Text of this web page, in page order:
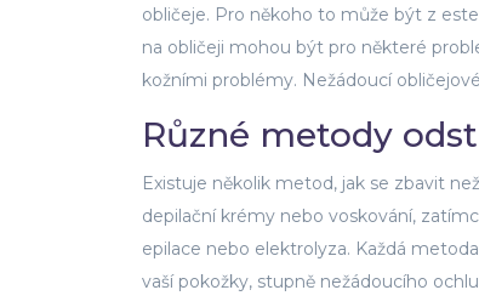
obličeje. Pro někoho to může být z
na obličeji mohou být pro některé
kožními problémy. Nežádoucí
Různé metody
Existuje několik metod, jak se zbavit
depilační krémy nebo voskování,
epilace nebo elektrolyza. Každá
vaší pokožky, stupně nežádoucího